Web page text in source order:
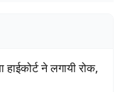
ने लगायी रोक,